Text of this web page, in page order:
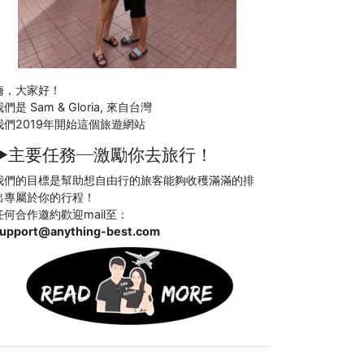
，大家好！
們是 Sam & Gloria, 來自台灣
們2019年開始這個旅遊網站
主要任務─激勵你去旅行！
們的目標是幫助想自由行的旅客能夠收穫滿滿的排
專屬於你的行程！
何合作邀約歡迎mail至：
best.com